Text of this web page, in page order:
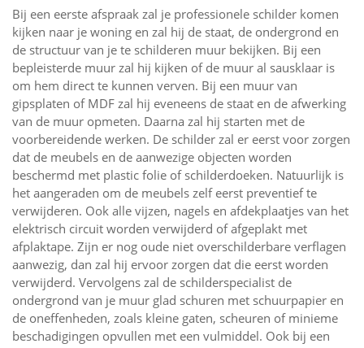
Bij een eerste afspraak zal je professionele schilder komen
kijken naar je woning en zal hij de staat, de ondergrond en
de structuur van je te schilderen muur bekijken. Bij een
bepleisterde muur zal hij kijken of de muur al sausklaar is
om hem direct te kunnen verven. Bij een muur van
gipsplaten of MDF zal hij eveneens de staat en de afwerking
van de muur opmeten. Daarna zal hij starten met de
voorbereidende werken. De schilder zal er eerst voor zorgen
dat de meubels en de aanwezige objecten worden
beschermd met plastic folie of schilderdoeken. Natuurlijk is
het aangeraden om de meubels zelf eerst preventief te
verwijderen. Ook alle vijzen, nagels en afdekplaatjes van het
elektrisch circuit worden verwijderd of afgeplakt met
afplaktape. Zijn er nog oude niet overschilderbare verflagen
aanwezig, dan zal hij ervoor zorgen dat die eerst worden
verwijderd. Vervolgens zal de schilderspecialist de
ondergrond van je muur glad schuren met schuurpapier en
de oneffenheden, zoals kleine gaten, scheuren of minieme
beschadigingen opvullen met een vulmiddel. Ook bij een